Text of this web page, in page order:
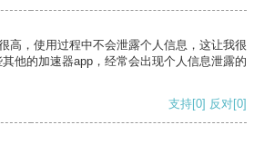
高，使用过程中不会泄露个人信息，这让我很
他的加速器app，经常会出现个人信息泄露的
支持[0] 反对[0]